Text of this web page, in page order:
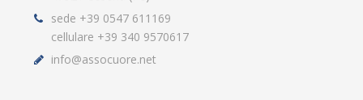
sede +39 0547 611169
cellulare +39 340 9570617
info@assocuore.net